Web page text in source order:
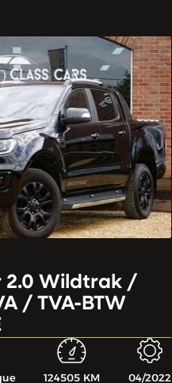
2.0 Wildtrak /
/ TVA-BTW
124505 KM 04/2022